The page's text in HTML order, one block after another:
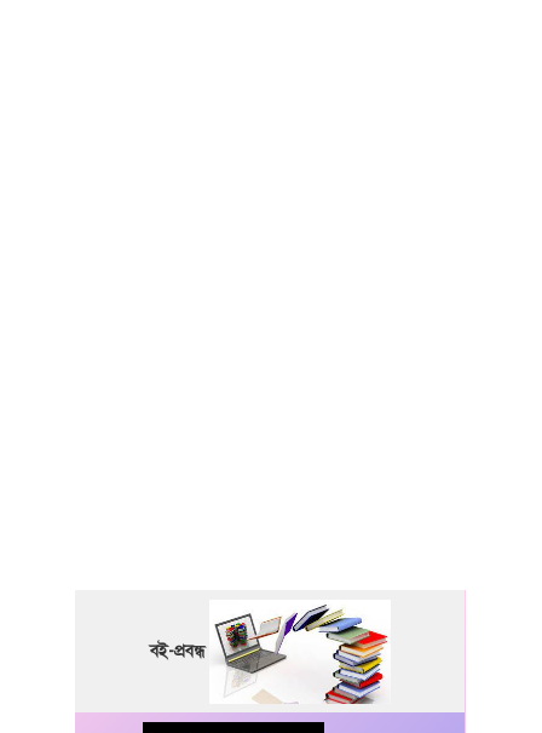
বই-প্রবন্ধ